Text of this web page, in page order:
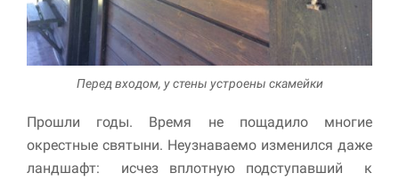
Перед входом, у стены устроены скамейки
Прошли годы. Время не пощадило многие
окрестные святыни. Неузнаваемо изменился даже
ландшафт: исчез вплотную подступавший к